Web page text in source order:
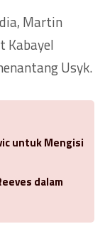
Martin
Kabayel
Usyk.
untuk Mengisi
dalam